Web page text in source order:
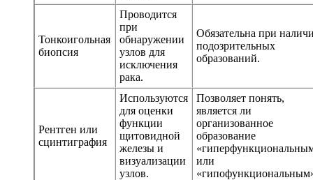
Тонкоигольная
биопсия
Проводится
при
обнаружении
узлов для
исключения
рака.
Обязательна при
подозрительных
образований.
Рентген или
сцинтиграфия
Используются
для оценки
функции
щитовидной
железы и
визуализации
узлов.
Позволяет понять,
является ли
организованное
образование
или